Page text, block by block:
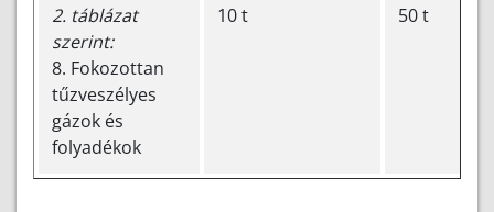
2. táblázat
szerint:
8. Fokozottan
tűzveszélyes
gázok és
folyadékok
10 t 50 t